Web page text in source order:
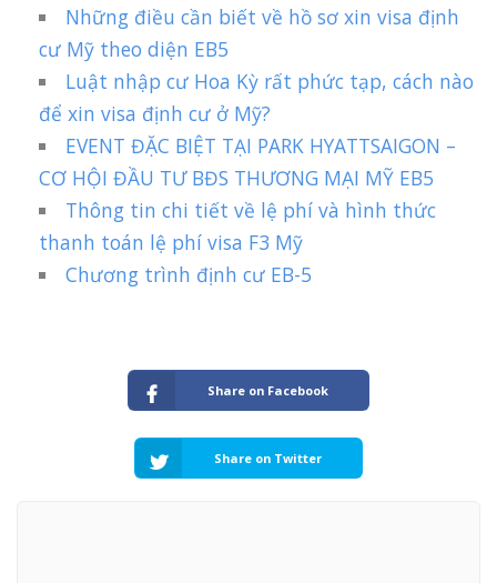
Những điều cần biết về hồ sơ xin visa định
cư Mỹ theo diện EB5
Luật nhập cư Hoa Kỳ rất phức tạp, cách nào
để xin visa định cư ở Mỹ?
EVENT ĐẶC BIỆT TẠI PARK HYATTSAIGON –
CƠ HỘI ĐẦU TƯ BĐS THƯƠNG MẠI MỸ EB5
Thông tin chi tiết về lệ phí và hình thức
thanh toán lệ phí visa F3 Mỹ
Chương trình định cư EB-5
Share on Facebook
Share on Twitter